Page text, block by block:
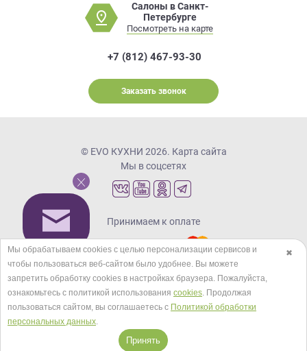
Салоны в Санкт-
Петербурге
Посмотреть на карте
+7 (812) 467-93-30
Заказать звонок
© EVO КУХНИ 2026. Карта сайта
Мы в соцсетях
Принимаем к оплате
Кредиты и рассрочка
✖
Мы обрабатываем cookies с целью персонализации сервисов и
чтобы пользоваться веб-сайтом было удобнее. Вы можете
запретить обработку сookies в настройках браузера. Пожалуйста,
ознакомьтесь с политикой использования cookies. Продолжая
пользоваться сайтом, вы соглашаетесь с Политикой обработки
персональных данных.
Принять